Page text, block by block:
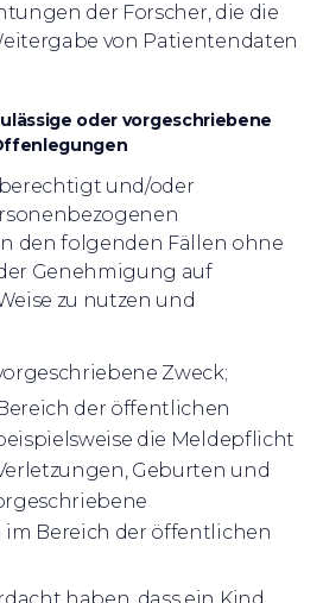
der Forscher, die die
von Patientendaten
oder vorgeschriebene
und/oder
den folgenden Fällen ohne
Genehmigung auf
zu nutzen und
Zweck;
der öffentlichen
die Meldepflicht
Geburten und
Bereich der öffentlichen